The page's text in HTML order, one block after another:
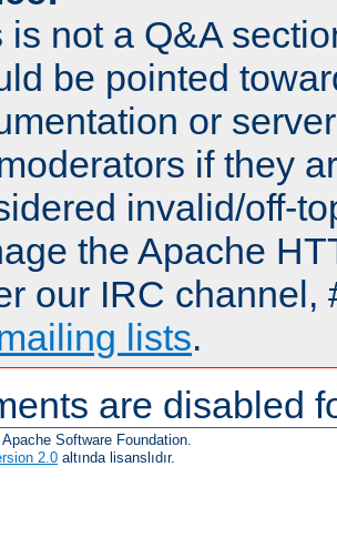
is not a Q&A
be pointed
or
if they
invalid/off-
the Apache
our IRC channel,
lists.
are disabled
Software Foundation.
2.0 altında lisanslıdır.